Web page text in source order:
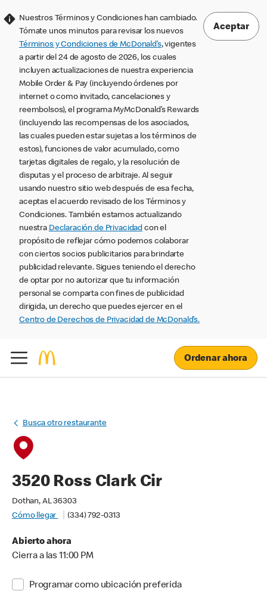
Nuestros Términos y Condiciones han cambiado.
Tómate unos minutos para revisar los nuevos
Términos y Condiciones de McDonald’s, vigentes
a partir del 24 de agosto de 2026, los cuales
incluyen actualizaciones de nuestra experiencia
Mobile Order & Pay (incluyendo órdenes por
internet o como invitado, cancelaciones y
reembolsos), el programa MyMcDonald’s Rewards
(incluyendo las recompensas de los asociados,
las cuales pueden estar sujetas a los términos de
estos), funciones de valor acumulado, como
tarjetas digitales de regalo, y la resolución de
disputas y el proceso de arbitraje. Al seguir
usando nuestro sitio web después de esa fecha,
aceptas el acuerdo revisado de los Términos y
Condiciones. También estamos actualizando
nuestra Declaración de Privacidad con el
propósito de reflejar cómo podemos colaborar
con ciertos socios publicitarios para brindarte
publicidad relevante. Sigues teniendo el derecho
de optar por no autorizar que tu información
personal se comparta con fines de publicidad
dirigida, un derecho que puedes ejercer en el
Centro de Derechos de Privacidad de McDonald’s.
Aceptar
Ordenar ahora
Busca otro restaurante
3520 Ross Clark Cir
Dothan, AL 36303
Cómo llegar
(334) 792-0313
Abierto ahora
Cierra a las 11:00 PM
Programar como ubicación preferida